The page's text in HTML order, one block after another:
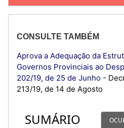
CONSULTE TAMBÉM
Aprova a Adequação da
Governos Provinciais ao
202/19, de 25 de Junho -
213/19, de 14 de Agosto
SUMÁRIO